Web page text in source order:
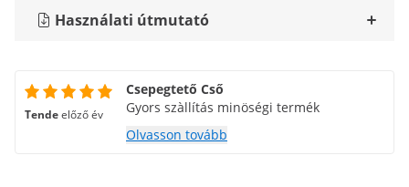
Használati útmutató
Tendeelőző év
Csepegtető Cső
Gyors szàllítás minöségi termék
Olvasson tovább